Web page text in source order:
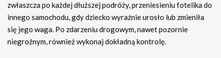
zwłaszcza po każdej dłuższej podróży, przeniesieniu fotelika do
innego samochodu, gdy dziecko wyraźnie urosło lub zmieniła
się jego waga. Po zdarzeniu drogowym, nawet pozornie
niegroźnym, również wykonaj dokładną kontrolę.